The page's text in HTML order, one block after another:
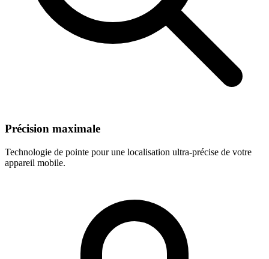
Précision maximale
Technologie de pointe pour une localisation ultra-précise de votre
appareil mobile.